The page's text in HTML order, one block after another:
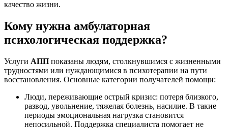
качество жизни.
Кому нужна амбулаторная
психологическая поддержка?
Услуги АПП показаны людям, столкнувшимся с жизненными
трудностями или нуждающимися в психотерапии на пути
восстановления. Основные категории получателей помощи:
Люди, переживающие острый кризис: потеря близкого,
развод, увольнение, тяжелая болезнь, насилие. В такие
периоды эмоциональная нагрузка становится
непосильной. Поддержка специалиста помогает не